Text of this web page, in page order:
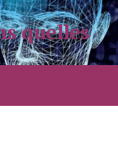
quelles